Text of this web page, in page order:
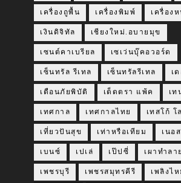
เครื่องถูพื้น เครื่องพิมพ์ เครื่องห
เงินดิจิทัล เชียงใหม่.อบายมุข
เซนต์คาเบรียล เซเว่นบุ๊คอวอร์ด
เซ็นทรัล รีเทล เซ็นทรัลรีเทล เ
เตือนภัยพิบัติ เต็ดตรา แพ้ค เท
เทศกาล เทศกาลไทย เทสโก้ โ
เที่ยวปันสุข เท่าหรือเทียม เนอ
เบนซ์ เปเล่ เป๊ปซี่ เผาทำลา
เพชรบุรี เพชรสมุทรคีรี เพลิงไห